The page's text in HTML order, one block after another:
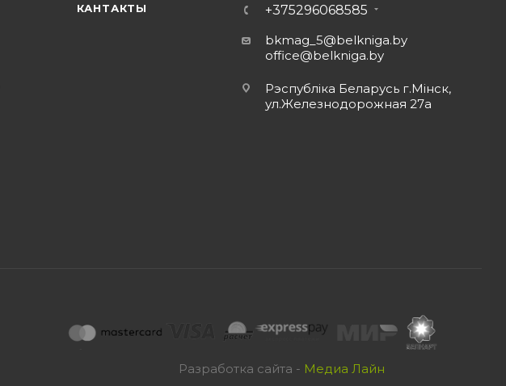
КАНТАКТЫ
+375296068585
bkmag_5@belkniga.by
office@belkniga.by
Рэспубліка Беларусь г.Мінск,
ул.Железнодорожная 27а
Разработка сайта - Медиа Лайн